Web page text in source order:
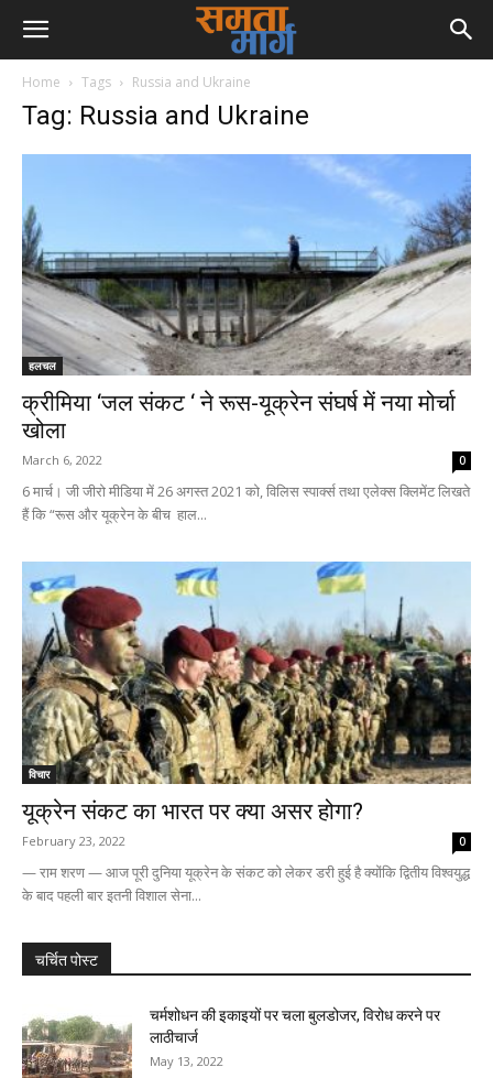
Home Tags Russia and Ukraine
Tag: Russia and Ukraine
हलचल
क्रीमिया ‘जल संकट ‘ ने रूस-यूक्रेन संघर्ष में नया मोर्चा
खोला
March 6, 2022 0
6 मार्च। जी जीरो मीडिया में 26 अगस्त 2021 को, विलिस स्पार्क्स तथा एलेक्स क्लिमेंट लिखते
हैं कि “रूस और यूक्रेन के बीच हाल...
विचार
यूक्रेन संकट का भारत पर क्या असर होगा?
February 23, 2022 0
— राम शरण — आज पूरी दुनिया यूक्रेन के संकट को लेकर डरी हुई है क्योंकि द्वितीय विश्वयुद्ध
के बाद पहली बार इतनी विशाल सेना...
चर्चित पोस्ट
चर्मशोधन की इकाइयों पर चला बुलडोजर, विरोध करने पर
लाठीचार्ज
May 13, 2022